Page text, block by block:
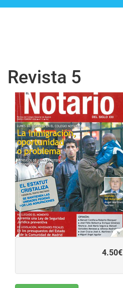
Revista 5
4.50€